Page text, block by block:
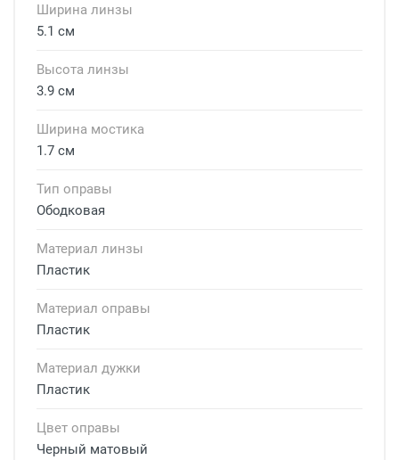
Ширина линзы
5.1 см
Высота линзы
3.9 см
Ширина мостика
1.7 см
Тип оправы
Ободковая
Материал линзы
Пластик
Материал оправы
Пластик
Материал дужки
Пластик
Цвет оправы
Черный матовый